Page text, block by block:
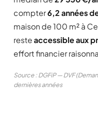
compter6,2 années
maison de 100 m² à
resteaccessible aux
effort financier
Source : DGFiP — DVF
dernières années